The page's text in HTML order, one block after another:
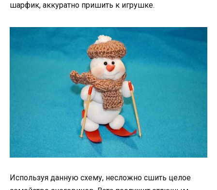
шарфик, аккуратно пришить к игрушке.
Используя данную схему, несложно сшить целое